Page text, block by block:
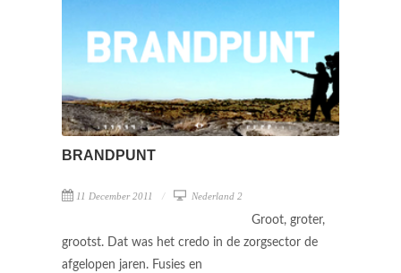
BRANDPUNT
11 December 2011 Nederland 2
Groot, groter,
grootst. Dat was het credo in de zorgsector de
afgelopen jaren. Fusies en